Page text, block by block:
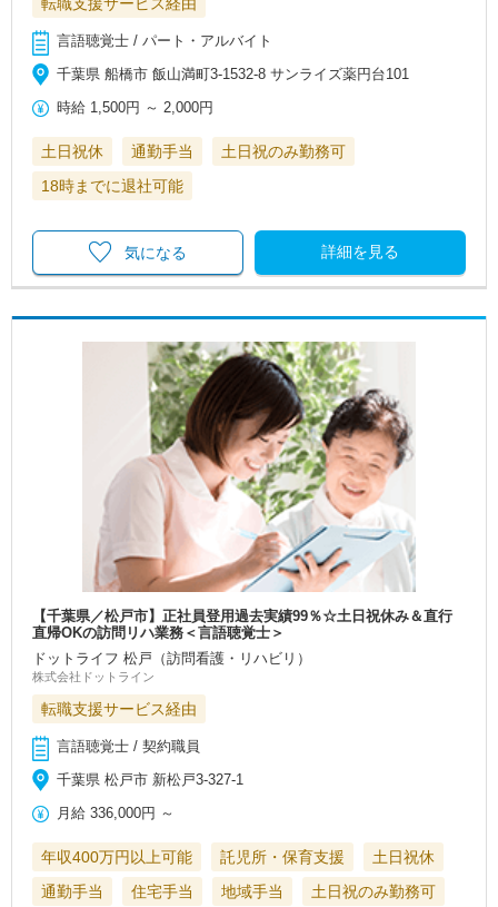
転職支援サービス経由
言語聴覚士 / パート・アルバイト
千葉県 船橋市 飯山満町3-1532-8 サンライズ薬円台101
時給 1,500円 ～2,000円
土日祝休 通勤手当
土日祝のみ勤務可
18時までに退社可能
詳細を見る
気になる
【千葉県／松戸市】正社員登用過去実績99％☆土日祝休み＆直行
直帰OKの訪問リハ業務＜言語聴覚士＞
ドットライフ 松戸（訪問看護・リハビリ）
株式会社ドットライン
転職支援サービス経由
言語聴覚士 / 契約職員
千葉県 松戸市 新松戸3-327-1
月給 336,000円 ～
年収400万円以上可能 託児所・保育支援
土日祝休
通勤手当
住宅手当 地域手当 土日祝のみ勤務可